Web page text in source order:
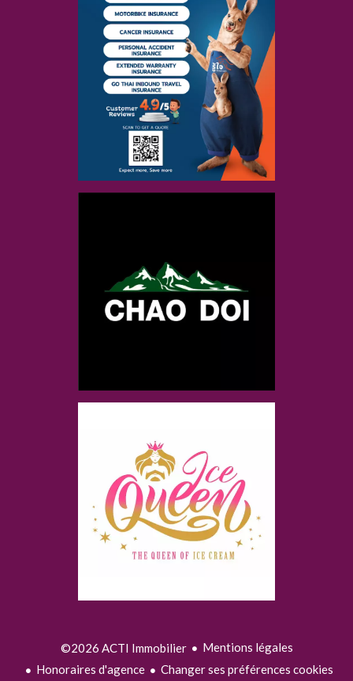
©2026 ACTI Immobilier
Mentions légales
Honoraires d'agence
Changer ses préférences cookies